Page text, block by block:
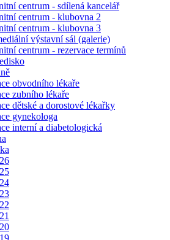
centrum - sdílená kancelář
centrum - klubovna 2
centrum - klubovna 3
výstavní sál (galerie)
centrum - rezervace termínů
obvodního lékaře
zubního lékaře
dětské a dorostové lékařky
gynekologa
interní a diabetologická